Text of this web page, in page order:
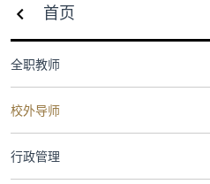
师资队伍
人才培养
科学研究
合作交流
首页
全职教师
校外导师
行政管理